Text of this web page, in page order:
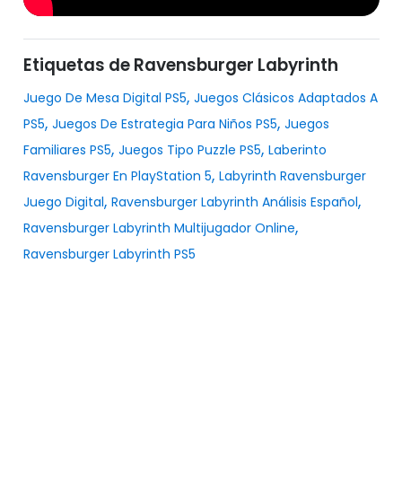
Etiquetas de Ravensburger Labyrinth
Juego De Mesa Digital PS5, Juegos Clásicos Adaptados A
PS5, Juegos De Estrategia Para Niños PS5, Juegos
Familiares PS5, Juegos Tipo Puzzle PS5, Laberinto
Ravensburger En PlayStation 5, Labyrinth Ravensburger
Juego Digital, Ravensburger Labyrinth Análisis Español,
Ravensburger Labyrinth Multijugador Online,
Ravensburger Labyrinth PS5